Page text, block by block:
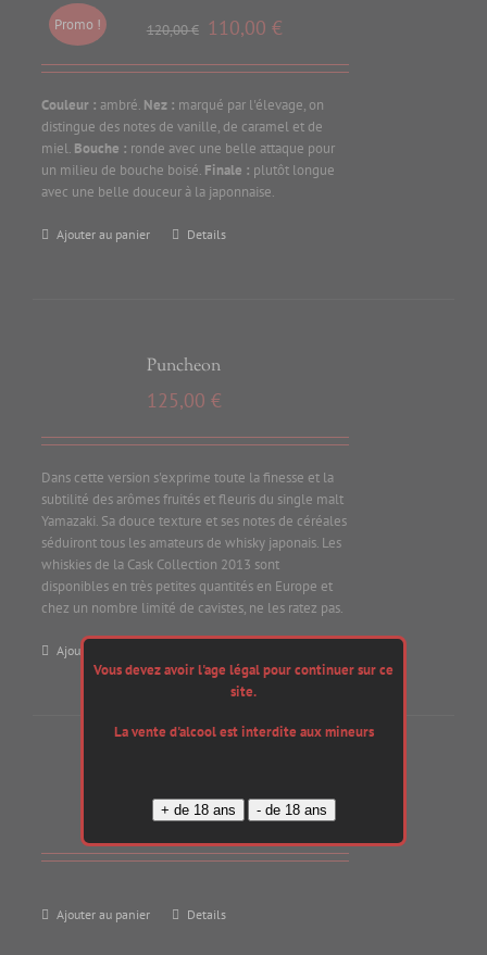
Promo ! 120,00€ 110,00 €
Couleur : ambré. Nez : marqué par l'élevage, on
distingue des notes de vanille, de caramel et de
miel. Bouche : ronde avec une belle attaque pour
un milieu de bouche boisé. Finale : plutôt longue
avec une belle douceur à la japonnaise.
Ajouter au panier Details
Puncheon
125,00 €
Dans cette version s'exprime toute la finesse et la
subtilité des arômes fruités et fleuris du single malt
Yamazaki. Sa douce texture et ses notes de céréales
séduiront tous les amateurs de whisky japonais. Les
whiskies de la Cask Collection 2013 sont
disponibles en très petites quantités en Europe et
chez un nombre limité de cavistes, ne les ratez pas.
Ajouter au panier
180,00€
Ajouter au panier Details
Vous devez avoir l'age légal pour continuer sur ce
site.
La vente d'alcool est interdite aux mineurs